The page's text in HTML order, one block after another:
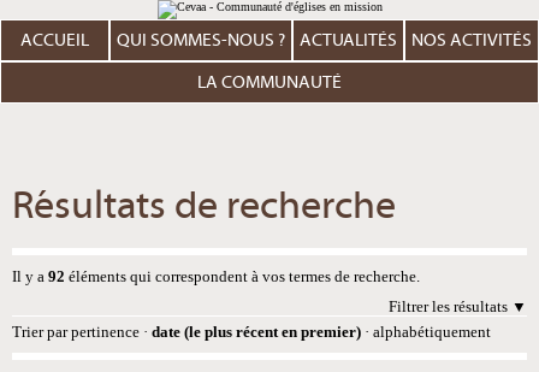
au
contenu.
Aller
personnels
ACCUEIL QUI SOMMES-NOUS ? ACTUALITÉS NOS ACTIVITÉS
LA COMMUNAUTÉ
Résultats de recherche
Il y a 92 éléments qui correspondent à vos termes de recherche.
Filtrer les résultats
Trier par pertinence · date (le plus récent en premier) · alphabétiquement